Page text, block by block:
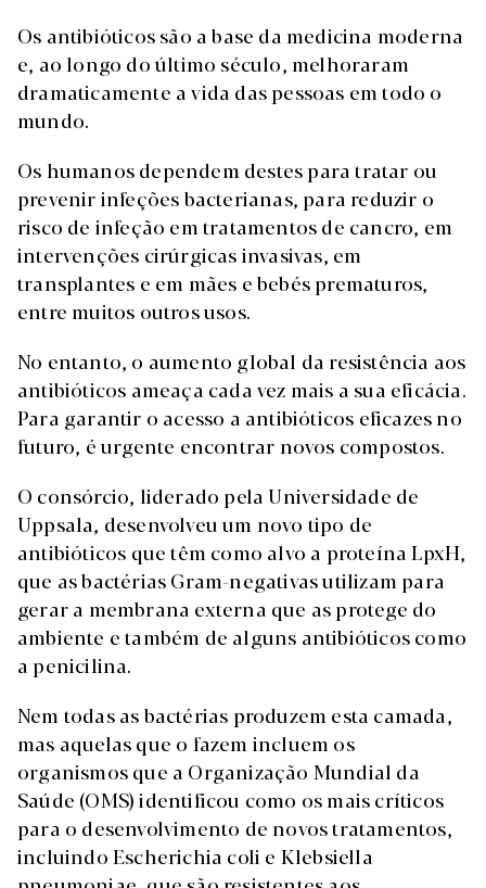
Os antibióticos são a base da medicina moderna
e, ao longo do último século, melhoraram
dramaticamente a vida das pessoas em todo o
mundo.
Os humanos dependem destes para tratar ou
prevenir infeções bacterianas, para reduzir o
risco de infeção em tratamentos de cancro, em
intervenções cirúrgicas invasivas, em
transplantes e em mães e bebés prematuros,
entre muitos outros usos.
No entanto, o aumento global da resistência aos
antibióticos ameaça cada vez mais a sua eficácia.
Para garantir o acesso a antibióticos eficazes no
futuro, é urgente encontrar novos compostos.
O consórcio, liderado pela Universidade de
Uppsala, desenvolveu um novo tipo de
antibióticos que têm como alvo a proteína LpxH,
que as bactérias Gram-negativas utilizam para
gerar a membrana externa que as protege do
ambiente e também de alguns antibióticos como
a penicilina.
Nem todas as bactérias produzem esta camada,
mas aquelas que o fazem incluem os
organismos que a Organização Mundial da
Saúde (OMS) identificou como os mais críticos
para o desenvolvimento de novos tratamentos,
incluindo Escherichia coli e Klebsiella